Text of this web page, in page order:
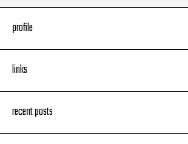
profile
links
recent posts